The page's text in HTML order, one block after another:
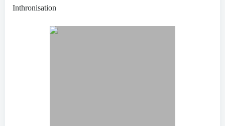
Inthronisation